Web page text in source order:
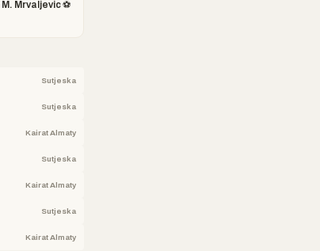
M. Mrvaljevic ⚽
Sutjeska
Sutjeska
Kairat Almaty
Sutjeska
Kairat Almaty
Sutjeska
Kairat Almaty